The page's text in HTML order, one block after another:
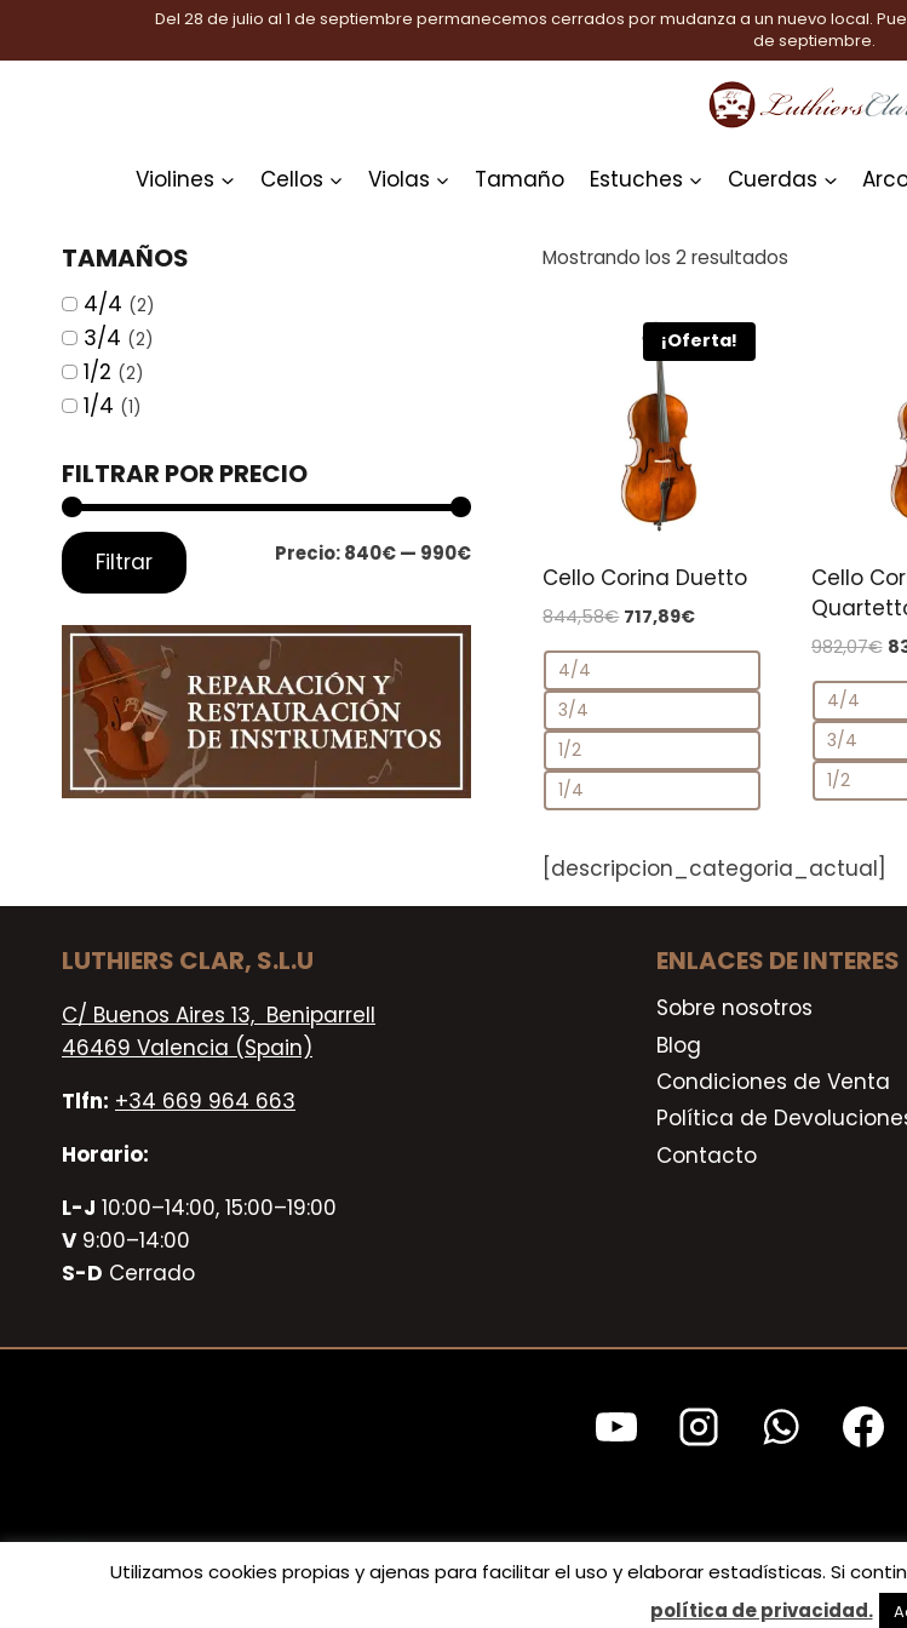
Del 28 de julio al 1 de septiembre permanecemos cerrados por mudanza a un nuevo local.
de septiembre.
Violines Cellos Violas Tamaño Estuches Cuerdas
Mostrando los 2 resultados
¡Oferta!
Cello Corina Duetto
844,58€ El
era:
844,58€.
717,89€El
es:
717,89€.
4/4
3/4
1/2
1/4
Cello
982,07€ El
4/4
3/4
1/2
[descripcion_categoria_actual]
TAMAÑOS
4/4 (2)
3/4 (2)
1/2 (2)
1/4 (1)
FILTRAR POR PRECIO
Precio
Precio
Filtrar Precio:840€— 990€
LUTHIERS CLAR, S.L.U
C/ Buenos Aires 13, Beniparrell
46469 Valencia (Spain)
Tlfn: +34 669 964 663
Horario:
L-J 10:00–14:00, 15:00–19:00
V 9:00–14:00
S-D Cerrado
ENLACES DE INTERES
Sobre nosotros
Blog
Condiciones de Venta
Política de
Contacto
© 2025 Luthiers Clar S.L. Todos los derechos reservados. |Aviso
Utilizamos cookies propias y ajenas para facilitar el uso y elaborar estadísticas. Si
política de privacidad.